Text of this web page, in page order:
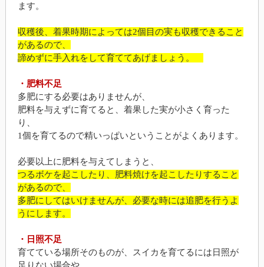
ます。
収穫後、着果時期によっては2個目の実も収穫できること
があるので、
諦めずに手入れをして育ててあげましょう。
・肥料不足
多肥にする必要はありませんが、
肥料を与えずに育てると、着果した実が小さく育った
り、
1個を育てるので精いっぱいということがよくあります。
必要以上に肥料を与えてしまうと、
つるボケを起こしたり、肥料焼けを起こしたりすること
があるので、
多肥にしてはいけませんが、必要な時には追肥を行うよ
うにします。
・日照不足
育てている場所そのものが、スイカを育てるには日照が